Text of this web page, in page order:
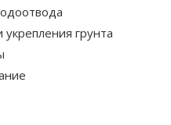
грунта